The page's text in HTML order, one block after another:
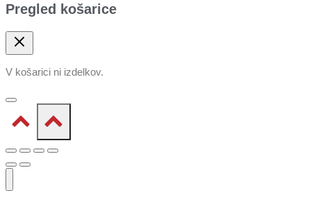
Pregled košarice
V košarici ni izdelkov.